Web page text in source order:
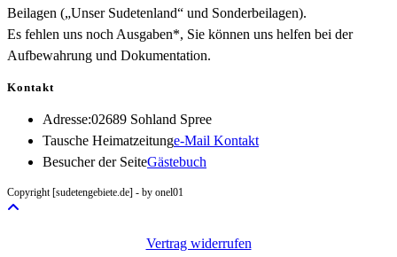
Beilagen („Unser Sudetenland“ und Sonderbeilagen).
Es fehlen uns noch Ausgaben*, Sie können uns helfen bei der
Aufbewahrung und Dokumentation.
Kontakt
Adresse:02689 Sohland Spree
Tausche Heimatzeitunge-Mail KontaktOpens
Besucher der SeiteGästebuch
Copyright [sudetengebiete.de] - by onel01
Vertrag widerrufen